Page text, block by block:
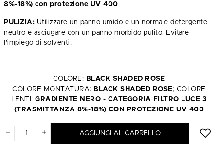
8%-18%) con protezione UV 400
PULIZIA: Utilizzare un panno umido e un normale detergente
neutro e asciugare con un panno morbido pulito. Evitare
l’impiego di solventi.
COLORE: BLACK SHADED ROSE
COLORE MONTATURA: BLACK SHADED ROSE; COLORE
LENTI:GRADIENTE NERO - CATEGORIA FILTRO LUCE 3
(TRASMITTANZA 8%-18%) CON PROTEZIONE UV 400
AGGIUNGI AL CARRELLO